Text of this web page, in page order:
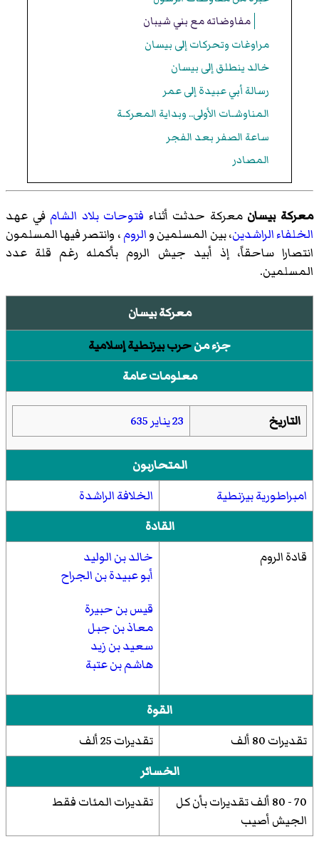
مفاوضاته مع بني شيبان
مراوغات وتحركات إلى بيسان
خالد ينطلق إلى بيسان
رسالة أبي عبيدة إلى عمر
المناوشـات الأولى.. وبداية المعركـة
ساعة الصفر بعد الفجر
المصادر
معركة بيسان معركة حدثت أثناء فتوحات بلاد الشام في عهد
الخلفاء الراشدين، بين المسلمين والروم، وانتصر فيها المسلمون
انتصارا ساحقاً، إذ أبيد جيش الروم بأكمله رغم قلة عدد
المسلمين.
معركة بيسان
جزء منحرب بيزنطية إسلامية
معلومات عامة
التاريخ 23 يناير 635
المتحاربون
امبراطورية بيزنطية
الخلافة الراشدة
القادة
قادة الروم
خالد بن الوليد
أبو عبيدة بن الجراح
قيس بن حبيرة
معاذ بن جبل
سعيد بن زيد
هاشم بن عتبة
القوة
تقديرات 80 ألف
تقديرات 25 ألف
الخسائر
70 - 80 ألف تقديرات بأن كل
الجيش أصيب
تقديرات المئات فقط